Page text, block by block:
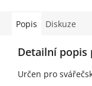
Popis Diskuze
Detailní popis
Určen pro